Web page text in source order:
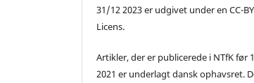
31/12 2023 er udgivet under en CC-
Licens.
Artikler, der er publicerede i NTfK før
2021 er underlagt dansk ophavsret.